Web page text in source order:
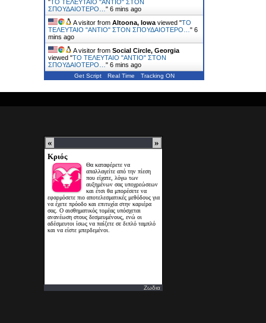
"ΤΟ ΤΕΛΕΥΤΑΙΟ "ΑΝΤΙΟ" ΣΤΟΝ
ΣΠΟΥΔΑΙΟΤΕΡΟ… " 6 mins ago
A visitor from Altoona, Iowa viewed "ΤΟ
ΤΕΛΕΥΤΑΙΟ "ΑΝΤΙΟ" ΣΤΟΝ ΣΠΟΥΔΑΙΟΤΕΡΟ… " 6
mins ago
A visitor from Social Circle, Georgia
viewed "ΤΟ ΤΕΛΕΥΤΑΙΟ "ΑΝΤΙΟ" ΣΤΟΝ
ΣΠΟΥΔΑΙΟΤΕΡΟ… " 6 mins ago
Get Script Real Time Tracking ON
Ζωδια